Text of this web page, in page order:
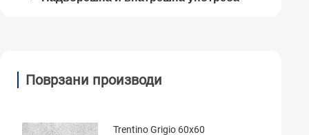
Поврзани производи
Trentino Grigio 60x60